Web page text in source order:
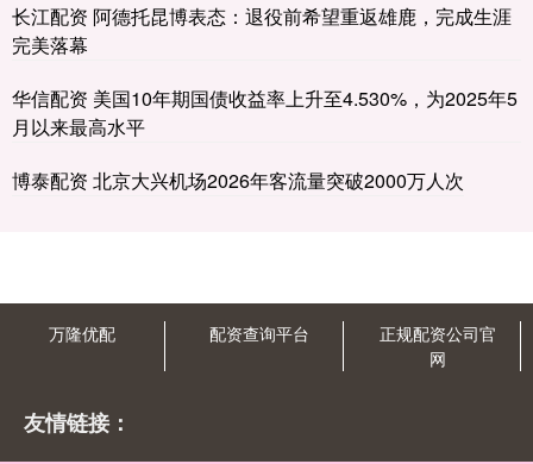
长江配资 阿德托昆博表态：退役前希望重返雄鹿，完成生涯
完美落幕
华信配资 美国10年期国债收益率上升至4.530%，为2025年5
月以来最高水平
博泰配资 北京大兴机场2026年客流量突破2000万人次
万隆优配 配资查询平台
正规配资公司官
网
友情链接：